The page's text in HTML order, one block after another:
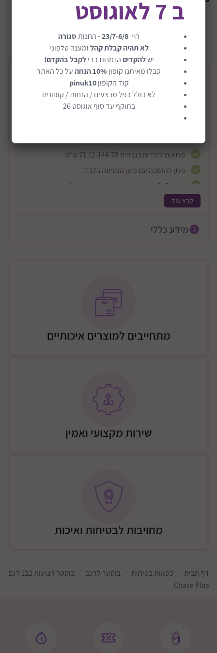
שיתוף:
תיאור המוצר
בוסטר רצועות 2ב1 דגם Chase Plus
מתאים לילדים בגבהים 71.12-144.78 ס"מ
ניתן להושבה עם כיוון הנסיעה בלבד.
ביותר על הילד.
רצועות הבטיחות מאושרות לשימוש עד למשקל 18 ק"ג.
מידות : 47X66X40.64 ס"מ
קרא עוד
מידע כללי
מתחייבים למוצרים איכותיים
שירות מקצועי ואמין
מחויבות לבטיחות ואיכות
דף הבית כסאות בטיחות בוסטר לרכב
בוסטר רצועות 2ב1 דגם
Chase Plus
ב 7 לאוגוסט
היי 23/7-6/8- החנותסגורה
לא תהיה קבלת קהלומענה טלפוני
ישלהקדיםהזמנות כדילקבל בהקדם!
קבלו מאיתנו קופון 10% הנחה
על כל האתר
קוד הקופוןpinuk10
לא כולל כפל מבצעים / הנחות / קופונים
בתוקף עד סוף אוגוסט 26